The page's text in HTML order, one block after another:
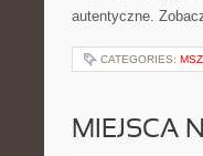
autentyczne.
CATEGORIES:
MIEJSCA